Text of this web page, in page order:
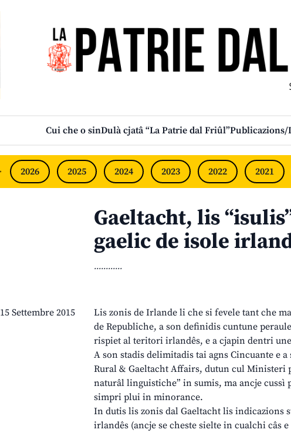
Cui che o sinDulà cjatâ “La Patrie dal Friûl”
2026 2025 2024 2023 2022 2021
Gaeltacht, lis
gaelic de isole
............
15 Settembre 2015
Lis zonis de Irlande li che si fevele tant che
de Republiche, a son definidis cuntune
rispiet al teritori irlandês, e a cjapin dentri
A son stadis delimitadis tai agns Cincuante e
Rural & Gaeltacht Affairs, dutun cul Ministeri
naturâl linguistiche” in sumis, ma ancje
simpri plui in minorance.
In dutis lis zonis dal Gaeltacht lis indicazions
irlandês (ancje se cheste sielte in cualchi câs